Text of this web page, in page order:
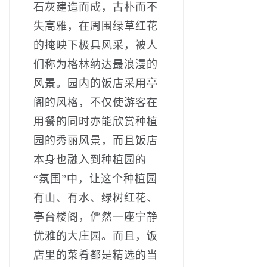
石灰建造而成，古朴而不
失高雅，在周围绿草红花
的掩映下极具风采，被人
们称为格林纳达最浪漫的
风景。园内的饭店采用亭
阁的风格，不仅使游客在
用餐的同时亦能欣赏种植
园的秀丽风景，而且饭店
本身也融入到种植园的
“氛围”中，让这个种植园
有山、有水、绿树红花、
亭台楼阁，俨然一座宁静
优雅的大庄园。而且，饭
店里的菜肴都是精选的当